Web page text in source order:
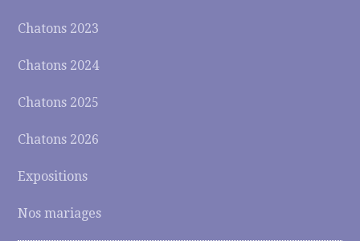
Chatons 2023
Chatons 2024
Chatons 2025
Chatons 2026
Expositions
Nos mariages